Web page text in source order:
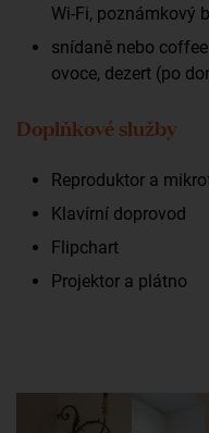
Wi-Fi, poznámkový
snídaně nebo
ovoce, dezert (po
Doplňkové služby
Reproduktor a
Klavírní doprovod
Flipchart
Projektor a plátno